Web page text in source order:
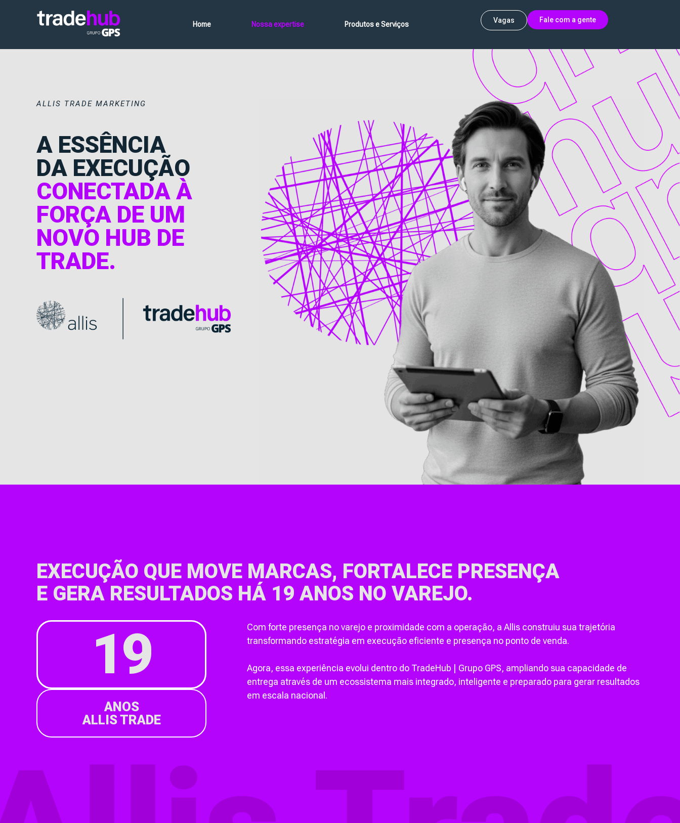
Home Nossa expertise Produtos e Serviços Vagas Fale com a gente
ALLIS TRADE MARKETING
A ESSÊNCIA
DA EXECUÇÃO
CONECTADA À
FORÇA DE UM
NOVO HUB DE
TRADE.
EXECUÇÃO QUE MOVE MARCAS, FORTALECE PRESENÇA
E GERA RESULTADOS HÁ 19 ANOS NO VAREJO.
19
ANOS
ALLIS TRADE
Com forte presença no varejo e proximidade com a operação, a Allis construiu sua trajetória
transformando estratégia em execução eficiente e presença no ponto de venda.
Agora, essa experiência evolui dentro do TradeHub | Grupo GPS, ampliando sua capacidade de
entrega através de um ecossistema mais integrado, inteligente e preparado para gerar resultados
em escala nacional.